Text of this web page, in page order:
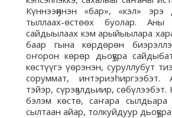
Күннээҕинэн «бар», «кэл»
тыллаах-өстөөх буолар.
сайдыылаах кэм арыйыылара
баар гына көрдөрөн
оҥорон көрөр дьоҕура
көстүүгэ үөрэнэн, суруллубут
соруммат, интэриэһиргээбэт.
тэйэр, сүрэҕэлдьиир,
бэлэм көстө, саҥара
сылтаан айар, толкуйдуур